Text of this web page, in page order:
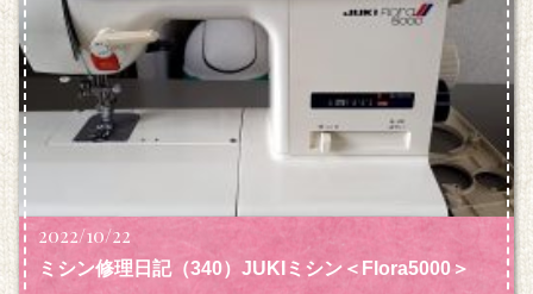
2022/10/22
ミシン修理日記（340）JUKIミシン＜Flora5000＞